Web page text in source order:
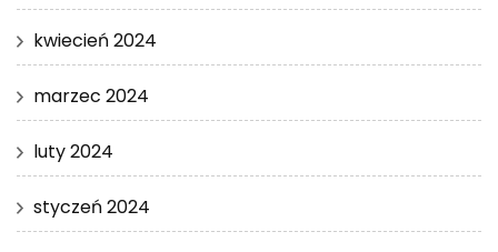
kwiecień 2024
marzec 2024
luty 2024
styczeń 2024